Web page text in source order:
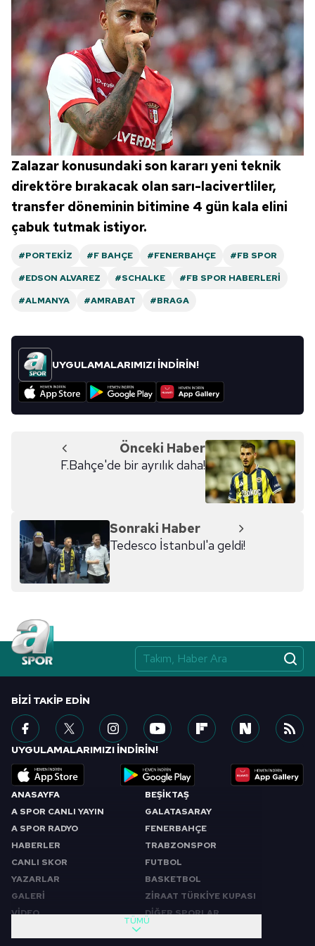
Zalazar konusundaki son kararı yeni teknik
direktöre bırakacak olan sarı-lacivertliler,
transfer döneminin bitimine 4 gün kala elini
çabuk tutmak istiyor.
#PORTEKIZ #F BAHÇE #FENERBAHÇE
#FB SPOR
#EDSON ALVAREZ
#SCHALKE
#FB SPOR HABERLERI
#ALMANYA
#AMRABAT #BRAGA
UYGULAMALARIMIZI İNDİRİN!
Önceki Haber
F.Bahçe'de bir ayrılık daha!
Sonraki Haber
Tedesco İstanbul'a geldi!
ANASAYFA
A SPOR CANLI YAYIN
A SPOR RADYO
HABERLER
CANLI SKOR
YAZARLAR
GALERİ
VİDEO
BEŞİKTAŞ
GALATASARAY
FENERBAHÇE
TRABZONSPOR
FUTBOL
BASKETBOL
ZİRAAT TÜRKİYE KUPASI
DİĞER SPORLAR
TÜMÜ
BIZI TAKIP EDIN
UYGULAMALARIMIZI İNDİRİN!